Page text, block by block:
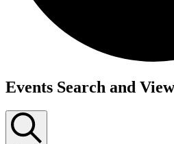
Events Search and